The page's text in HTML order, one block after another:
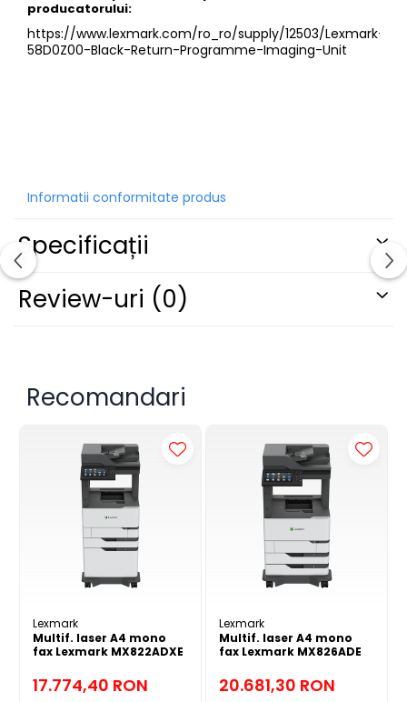
producatorului:
https://www.lexmark.com/ro_ro/supply/12503/Lexmark-
58D0Z00-Black-Return-Programme-Imaging-Unit
Informatii conformitate produs
Specificații
Review-uri (0)
Recomandari
Lexmark
Multif. laser A4 mono
fax Lexmark MX822ADXE
17.774,40 RON
Lexmark
Multif. laser A4 mono
fax Lexmark MX826ADE
20.681,30 RON